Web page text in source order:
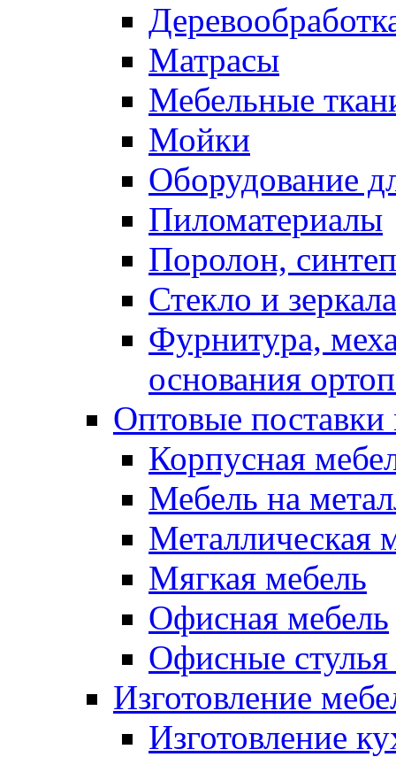
Матрасы
Мебельные
Мойки
Оборудование
Пиломатериалы
Поролон,
Стекло и зеркала
Фурнитура,
основания
Оптовые поставки
Корпусная
Мебель на
Металлическая
Мягкая мебель
Офисная мебель
Офисные стулья
Изготовление
Изготовление